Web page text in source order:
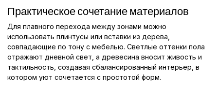
Практическое сочетание материалов
Для плавного перехода между зонами можно
использовать плинтусы или вставки из дерева,
совпадающие по тону с мебелью. Светлые оттенки пола
отражают дневной свет, а древесина вносит живость и
тактильность, создавая сбалансированный интерьер, в
котором уют сочетается с простотой форм.